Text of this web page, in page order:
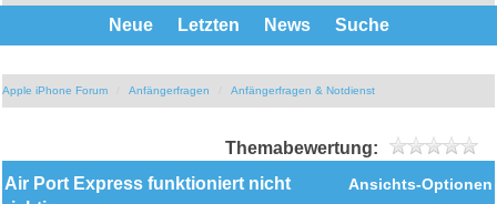
Neue Letzten News Suche
Apple iPhone Forum Anfängerfragen Anfängerfragen & Notdienst
Themabewertung:
Ansichts-Optionen
Air Port Express funktioniert nicht